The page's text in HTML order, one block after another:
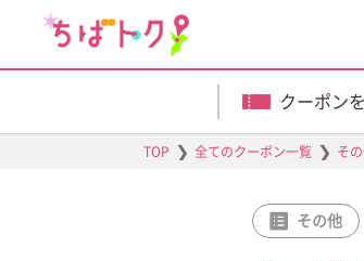
クーポン
TOP ❯ 全てのクーポン一覧 ❯ そ
その他